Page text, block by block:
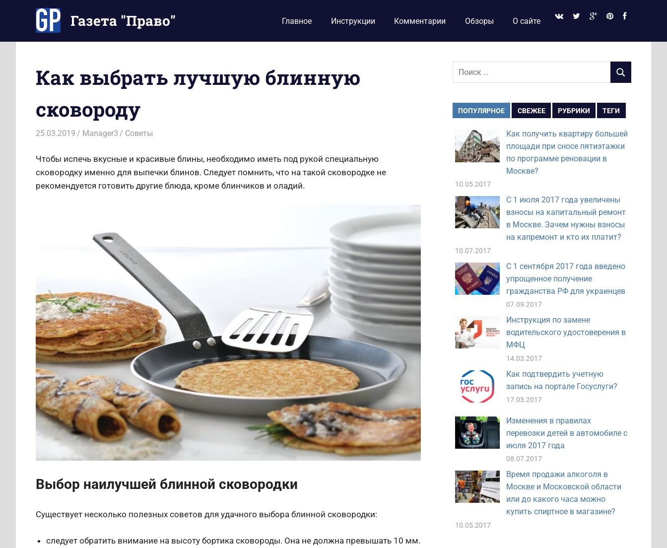
содержимому
Газета "Право"
Ваше
время
Главное Инструкции Комментарии Обзоры О сайте
Как выбрать лучшую блинную
сковороду
25.03.2019 Manager3 Советы
Чтобы испечь вкусные и красивые блины, необходимо иметь под рукой специальную
сковородку именно для выпечки блинов. Следует помнить, что на такой сковородке не
рекомендуется готовить другие блюда, кроме блинчиков и оладий.
Выбор наилучшей блинной сковородки
Существует несколько полезных советов для удачного выбора блинной сковородки:
следует обратить внимание на высоту бортика сковороды. Она не должна превышать 10 мм.
Поиск
ПОИСК
ПОПУЛЯРНОЕ СВЕЖЕЕ РУБРИКИ ТЕГИ
Как получить квартиру большей
площади при сносе пятиэтажки
по программе реновации в
Москве?
10.05.2017
С 1 июля 2017 года увеличены
взносы на капитальный ремонт
в Москве. Зачем нужны взносы
на капремонт и кто их платит?
10.07.2017
С 1 сентября 2017 года введено
упрощенное получение
гражданства РФ для украинцев
07.09.2017
Инструкция по замене
водительского удостоверения в
МФЦ
14.03.2017
Как подтвердить учетную
запись на портале Госуслуги?
17.03.2017
Изменения в правилах
перевозки детей в автомобиле с
июля 2017 года
08.07.2017
Время продажи алкоголя в
Москве и Московской области
или до какого часа можно
купить спиртное в магазине?
10.05.2017